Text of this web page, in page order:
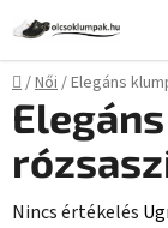
fő
tartalomhoz
Kezdőlap
/Női/Elegáns
A
Nincs értékelés